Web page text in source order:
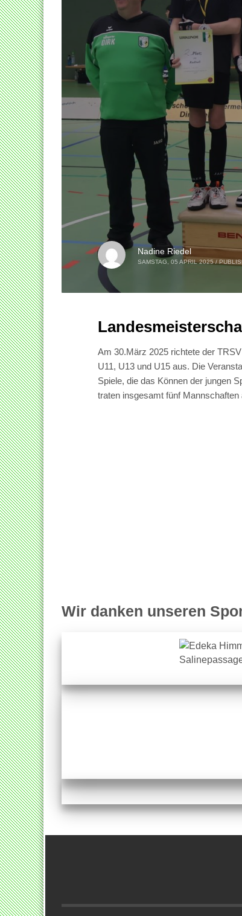
Nadine Riedel
SAMSTAG, 05 APRIL 2025 /
Am 30.März 2025 richtete der
U11, U13 und U15 aus. Die
Spiele, die das Können der jungen
traten insgesamt fünf
Wir danken unseren